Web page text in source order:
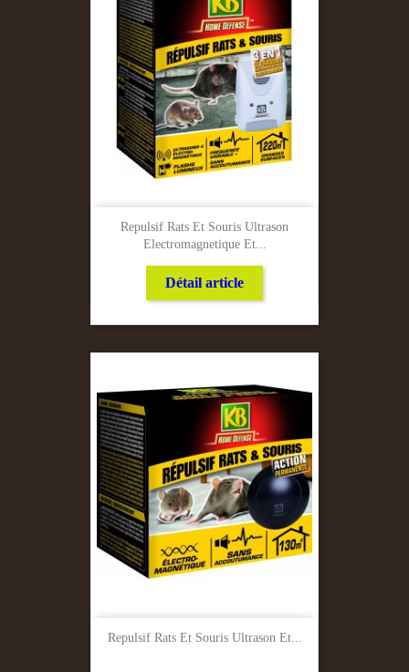
Repulsif Rats Et Souris Ultrason
Electromagnetique Et...
Détail article
Repulsif Rats Et Souris Ultrason Et...